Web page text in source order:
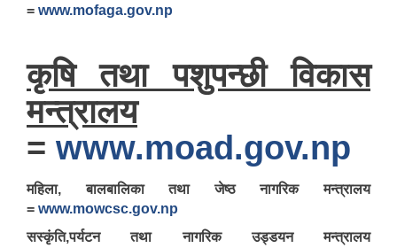
= www.mofaga.gov.np
कृषि तथा पशुपन्छी विकास
मन्त्रालय
= www.moad.gov.np
महिला, बालबालिका तथा जेष्ठ नागरिक मन्त्रालय
= www.mowcsc.gov.np
सस्कृंति,पर्यटन तथा नागरिक उड्डयन मन्त्रालय